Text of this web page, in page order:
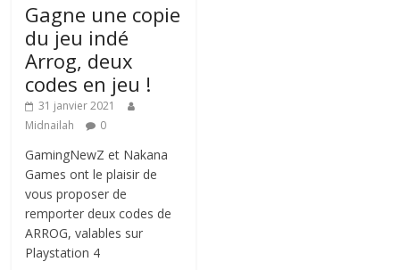
Gagne une copie
du jeu indé
Arrog, deux
codes en jeu !
31 janvier 2021
Midnailah
0
GamingNewZ et Nakana
Games ont le plaisir de
vous proposer de
remporter deux codes de
ARROG, valables sur
Playstation 4